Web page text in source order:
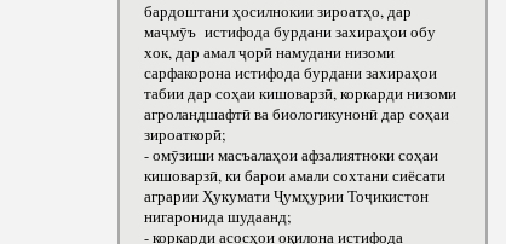
бардоштани ҳосилнокии зироатҳо, дар
маҷмӯъ истифода бурдани захираҳои обу
хок, дар амал ҷорӣ намудани низоми
сарфакорона истифода бурдани захираҳои
табии дар соҳаи кишоварзӣ, коркарди низоми
агроландшафтӣ ва биологикунонӣ дар соҳаи
зироаткорӣ;
- омӯзиши масъалаҳои афзалиятноки соҳаи
кишоварзӣ, ки барои амали сохтани сиёсати
аграрии Ҳукумати Ҷумҳурии Тоҷикистон
нигаронида шудаанд;
- коркарди асосҳои оқилона истифода